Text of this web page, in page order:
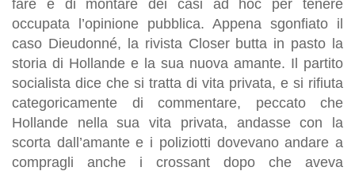
fare é di montare dei casi ad hoc per tenere
occupata l’opinione pubblica. Appena sgonfiato il
caso Dieudonné, la rivista Closer butta in pasto la
storia di Hollande e la sua nuova amante. Il partito
socialista dice che si tratta di vita privata, e si rifiuta
categoricamente di commentare, peccato che
Hollande nella sua vita privata, andasse con la
scorta dall’amante e i poliziotti dovevano andare a
compragli anche i crossant dopo che aveva